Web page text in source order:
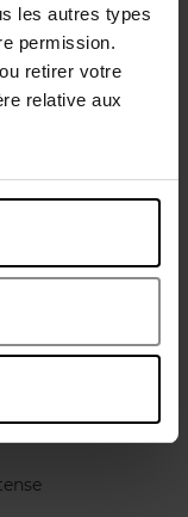
les autres types
permission.
retirer votre
relative aux
être